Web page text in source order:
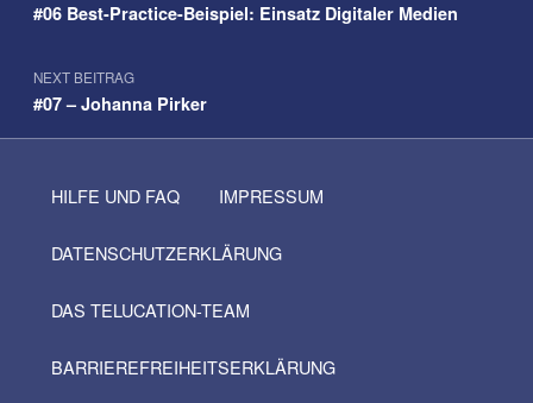
#06 Best-Practice-Beispiel: Einsatz Digitaler Medien
NEXT BEITRAG
#07 – Johanna Pirker
HILFE UND FAQ IMPRESSUM
DATENSCHUTZERKLÄRUNG
DAS TELUCATION-TEAM
BARRIEREFREIHEITSERKLÄRUNG